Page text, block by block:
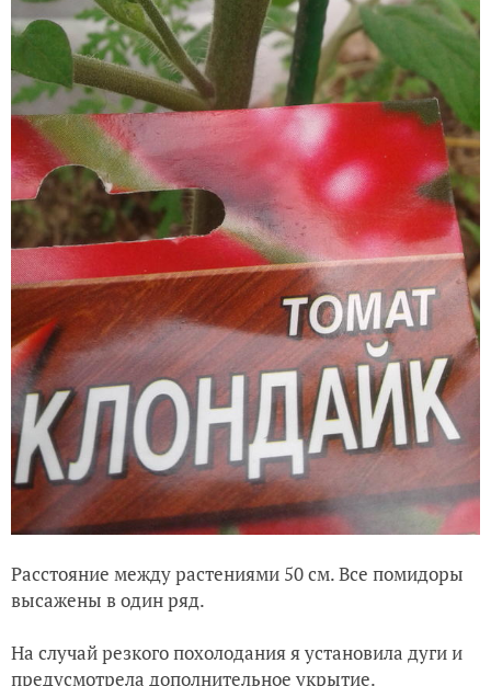
Расстояние между растениями 50 см. Все помидоры
высажены в один ряд.
На случай резкого похолодания я установила дуги и
предусмотрела дополнительное укрытие.